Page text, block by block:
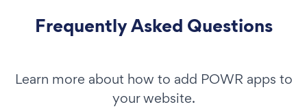
Frequently Asked Questions
Learn more about how to add POWR apps to
your website.